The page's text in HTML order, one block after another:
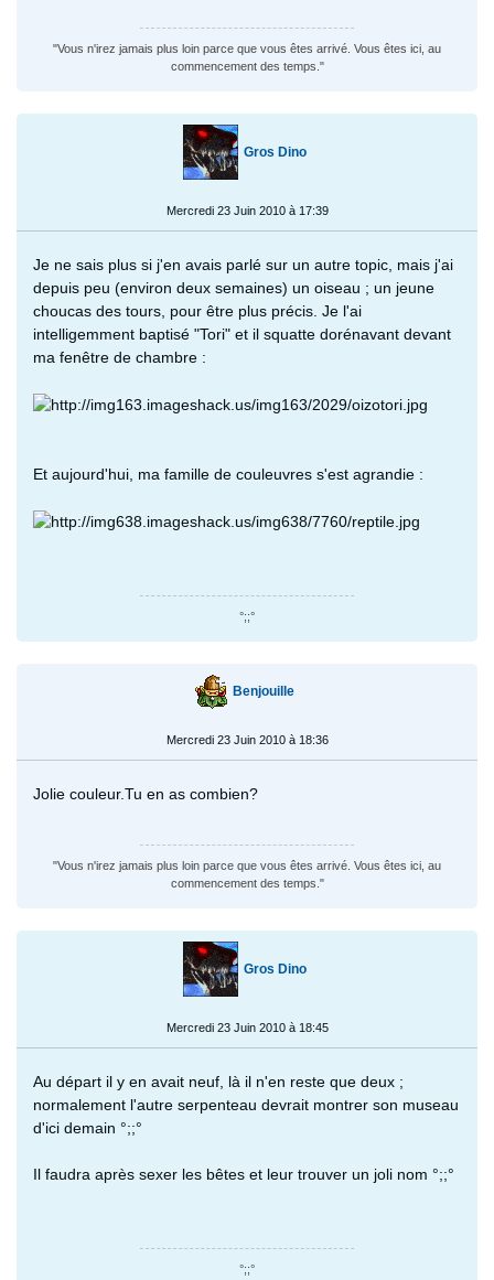
"Vous n'irez jamais plus loin parce que vous êtes arrivé. Vous êtes ici, au
commencement des temps."
Gros Dino
Mercredi 23 Juin 2010 à 17:39
Je ne sais plus si j'en avais parlé sur un autre topic, mais j'ai
depuis peu (environ deux semaines) un oiseau ; un jeune
choucas des tours, pour être plus précis. Je l'ai
intelligemment baptisé "Tori" et il squatte dorénavant devant
ma fenêtre de chambre :
Et aujourd'hui, ma famille de couleuvres s'est agrandie :
°;;°
Benjouille
Mercredi 23 Juin 2010 à 18:36
Jolie couleur.Tu en as combien?
"Vous n'irez jamais plus loin parce que vous êtes arrivé. Vous êtes ici, au
commencement des temps."
Gros Dino
Mercredi 23 Juin 2010 à 18:45
Au départ il y en avait neuf, là il n'en reste que deux ;
normalement l'autre serpenteau devrait montrer son museau
d'ici demain °;;°
Il faudra après sexer les bêtes et leur trouver un joli nom °;;°
°;;°